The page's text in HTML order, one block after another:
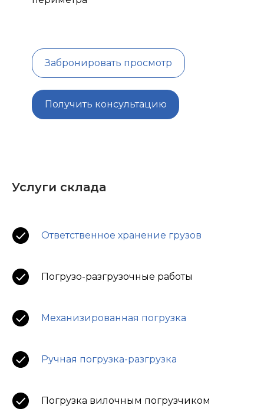
Получить консультацию
Забронировать просмотр
Услуги склада
Ответственное хранение грузов
Погрузо-разгрузочные работы
Механизированная погрузка
Ручная погрузка-разгрузка
Погрузка вилочным погрузчиком